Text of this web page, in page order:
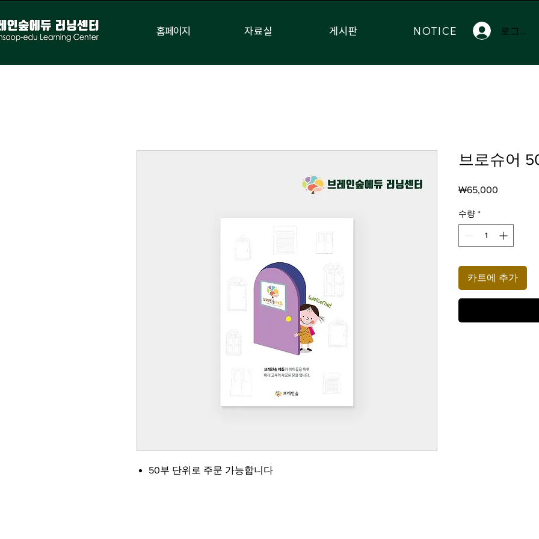
홈페이지 로그인
자료실 게시판 NOTICE
50부 단위로 주문 가능합니다
브로슈어
₩65,000
수량 *
카트에 추가